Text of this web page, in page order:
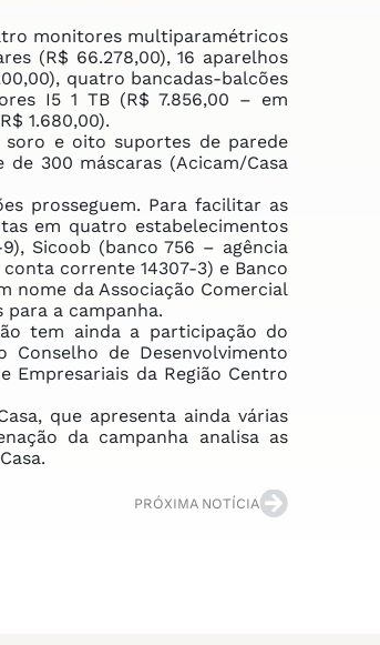
monitores multiparamétricos
(R$ 66.278,00), 16 aparelhos
quatro bancadas-balcões
I5 1 TB (R$ 7.856,00 – em
1.680,00).
e oito suportes de parede
de 300 máscaras (Acicam/Casa
prosseguem. Para facilitar as
em quatro estabelecimentos
Sicoob (banco 756 – agência
corrente 14307-3) e Banco
nome da Associação Comercial
para a campanha.
tem ainda a participação do
Conselho de Desenvolvimento
Empresariais da Região Centro
que apresenta ainda várias
da campanha analisa as
PRÓXIMA NOTÍCIA